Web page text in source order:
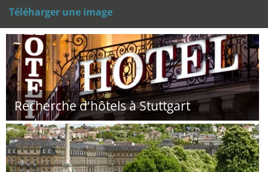
Téléharger une image
Recherche d'hôtels à Stuttgart